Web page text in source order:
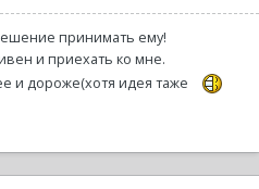
принимать ему!
и приехать ко мне.
и дороже(хотя идея таже